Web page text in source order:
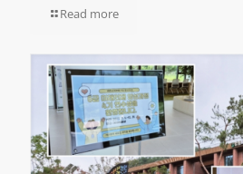
Read more